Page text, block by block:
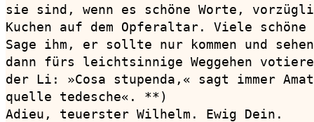
sie sind, wenn es schöne Worte,
Kuchen auf dem Opferaltar. Viele
Sage ihm, er sollte nur kommen und
dann fürs leichtsinnige Weggehen
der Li: »Cosa stupenda,« sagt immer
quelle tedesche«. **)
Adieu, teuerster Wilhelm. Ewig Dein.